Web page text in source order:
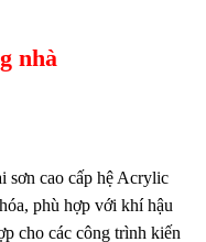
nhà
sơn cao cấp hệ Acrylic
phù hợp với khí hậu
cho các công trình kiến